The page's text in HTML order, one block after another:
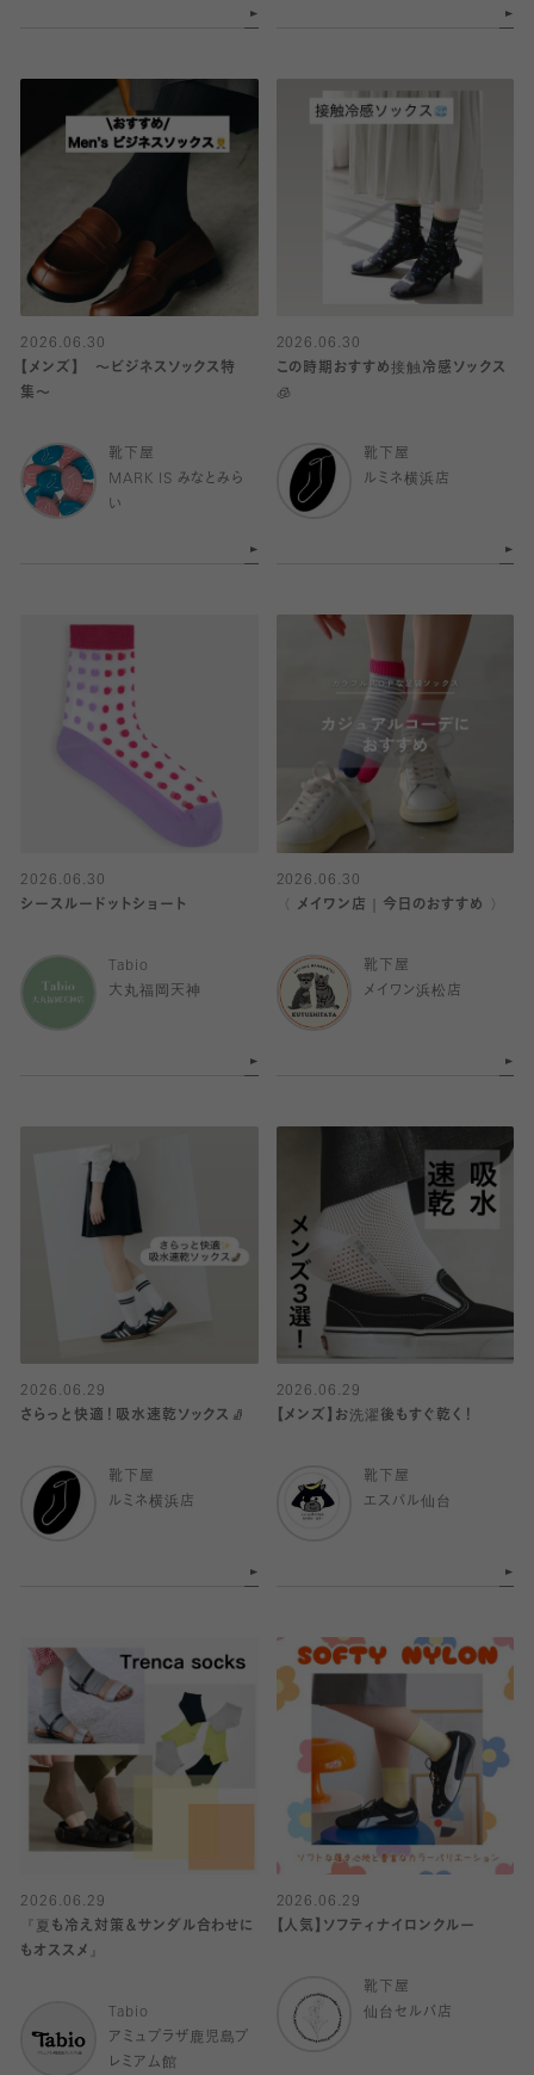
2026.06.30
【メンズ】 〜ビジネスソックス特
集〜
靴下屋
MARK IS みなとみら
い
2026.06.30
この時期おすすめ接触冷感ソックス
🧊
靴下屋
ルミネ横浜店
2026.06.30
シースルードットショート
Tabio
大丸福岡天神
2026.06.30
〈 メイワン店｜今日のおすすめ 〉
靴下屋
メイワン浜松店
2026.06.29
さらっと快適！吸水速乾ソックス🧦
靴下屋
ルミネ横浜店
2026.06.29
【メンズ】お洗濯後もすぐ乾く！
靴下屋
エスパル仙台
2026.06.29
『夏も冷え対策＆サンダル合わせに
もオススメ』
Tabio
アミュプラザ鹿児島プ
レミアム館
2026.06.29
【人気】ソフティナイロンクルー
靴下屋
仙台セルバ店